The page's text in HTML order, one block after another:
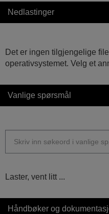
Nedlastinger
Det er ingen tilgjengelige
operativsystemet. Velg et
Vanlige spørsmål
Laster, vent litt ...
Håndbøker og